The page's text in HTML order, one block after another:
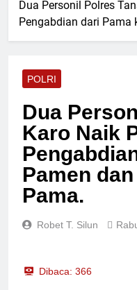
Dua Personil Polres
Pengabdian dari Pama
POLRI
Dua
Karo Naik
Pamen
Pama.
Robet T. Silun
Dibaca: 366